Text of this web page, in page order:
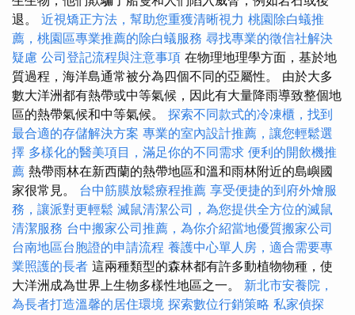
退。 近視矯正方法，幫助您重獲清晰視力 桃園除白蟻推
薦，桃園區專業推薦的除白蟻服務 尋找專業的徵信社解決
疑慮 公司登記流程與注意事項 在物理地理學方面，基於地
質過程，海洋島通常被分為四個不同的亞屬性。 由於大多
數大洋洲都有熱帶或中等氣候，因此有大量降雨導致整個地
區的熱帶氣候和中等氣候。 探索不同款式的冷凍櫃，找到
最合適的存儲解決方案 專業的室內設計推薦，讓您輕鬆選
擇 多樣化的醫美項目，滿足你的不同需求 便利的開飲機推
薦 熱帶雨林在新西蘭的熱帶地區和溫和雨林附近的島嶼國
家很常見。 台中筋膜放鬆療程推薦 享受便捷的到府外燴服
務，讓派對更輕鬆 滅鼠清潔公司，為您提供全方位的滅鼠
清潔服務 台中搬家公司推薦，為你介紹當地優質搬家公司
台南地區台胞證的申請流程 養護中心單人房，適合需要專
業照護的長者 這兩種類型的森林都有許多動植物物種，使
大洋洲成為世界上生物多樣性地區之一。 新北市安養院，
為長者打造溫馨的居住環境 探索數位行銷策略 私家偵探